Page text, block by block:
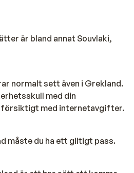
är bland annat Souvlaki,
normalt sett även i Grekland.
med din
försiktigt med internetavgifter.
måste du ha ett giltigt pass.